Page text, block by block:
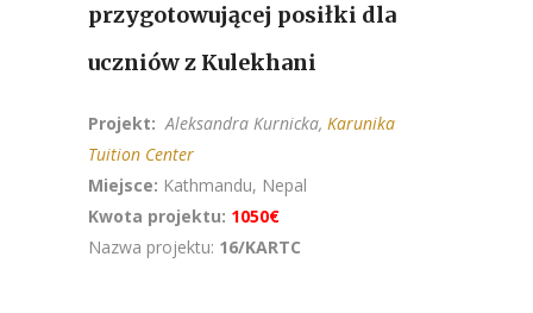
przygotowującej posiłki dla
uczniów z Kulekhani
Projekt: Aleksandra Kurnicka, Karunika
Tuition Center
Miejsce: Kathmandu, Nepal
Kwota projektu: 1050€
Nazwa projektu: 16/KARTC